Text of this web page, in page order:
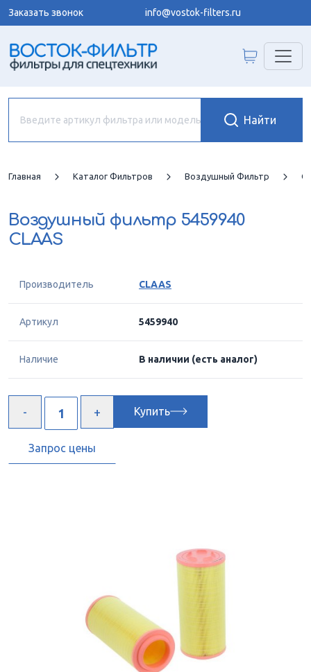
Заказать звонок info@vostok-filters.ru
Главная Каталог Фильтров Воздушный Фильтр
Воздушный фильтр 5459940
CLAAS
Производитель CLAAS
Артикул 5459940
Наличие В наличии (есть аналог)
Купить
Запрос цены